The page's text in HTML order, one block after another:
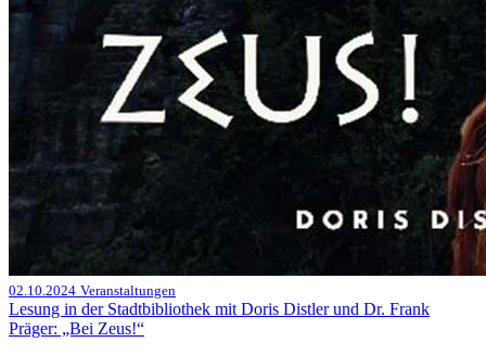
02.10.2024 Veranstaltungen
Lesung in der Stadtbibliothek mit Doris Distler und Dr. Frank
Präger: „Bei Zeus!“